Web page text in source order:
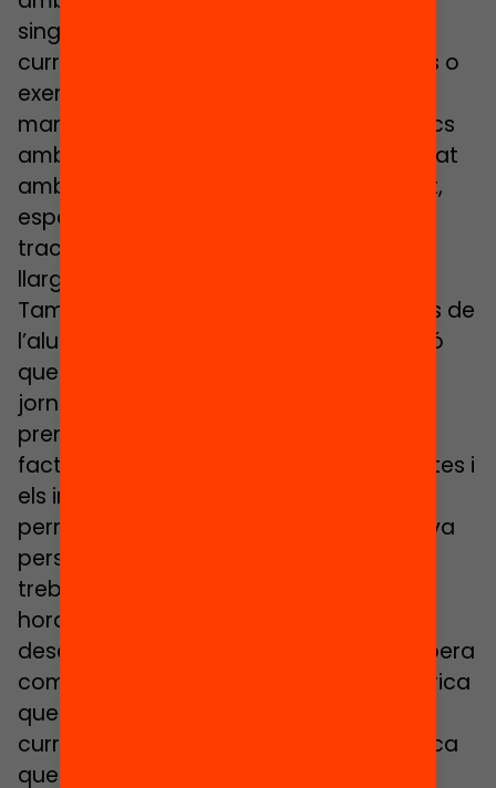
singulars o programes de diversificació
curricular, alumnat amb convalidacions o
exempcions, alumnat que cursa de
manera simultània ensenyaments bàsics
amb estudis de música o dansa, alumnat
amb dedicació extraordinària a l’esport,
esportistes d’elit, alumnat amb
tractaments recuperadors externs, i un
llarguíssim etcètera).
També, en la regulació de drets i deures de
l’alumnat s’hi inclou el dret a la formació
que contempla que l’organització de la
jornada de treball escolar s’ha de fer
prenent en consideració, entre d’altres
factors, el currículum, l’edat, les propostes i
els interessos de l’alumnat, per tal de
permetre el desenvolupament de la seva
personalitat. Cal notar que el concepte
treball escolar és menys restrictiu que
horari lectiu o horari curricular, i que el
desenvolupament de la personalitat opera
com una ràtio interpretativa més genèrica
que l’assoliment de les competències
curriculars. Segurament, és la base lògica
que permet organitzar el cúmul